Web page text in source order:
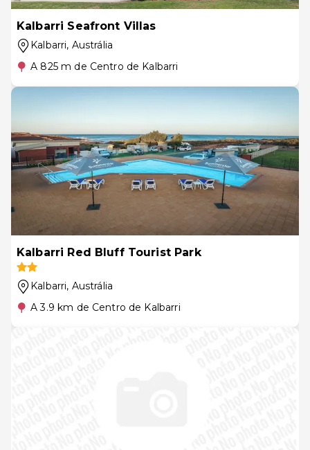
Kalbarri Seafront Villas
Kalbarri, Austrália
A 825 m de Centro de Kalbarri
Kalbarri Red Bluff Tourist Park
Kalbarri, Austrália
A 3.9 km de Centro de Kalbarri